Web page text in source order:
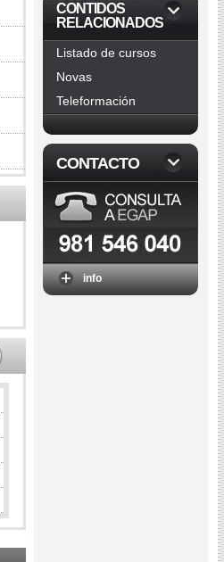
CONTIDOS
RELACIONADOS
Listado de cursos
Novas
Teleformación
CONTACTO
info